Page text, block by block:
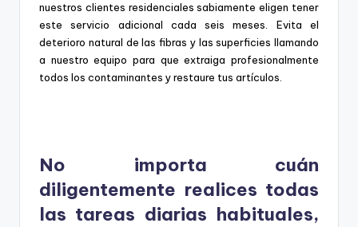
nuestros clientes residenciales sabiamente eligen tener
este servicio adicional cada seis meses. Evita el
deterioro natural de las fibras y las superficies llamando
a nuestro equipo para que extraiga profesionalmente
todos los contaminantes y restaure tus artículos.
No importa cuán
diligentemente realices todas
las tareas diarias habituales,